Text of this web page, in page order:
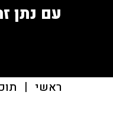
עם נתן
ראשי |